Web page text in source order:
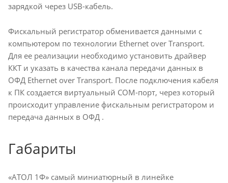
зарядкой через USB-кабель.
Фискальный регистратор обменивается данными с
компьютером по технологии Ethernet over Transport.
Для ее реализации необходимо установить драйвер
ККТ и указать в качества канала передачи данных в
ОФД Ethernet over Transport. После подключения кабеля
к ПК создается виртуальный СОМ-порт, через который
происходит управление фискальным регистратором и
передача данных в ОФД .
Габариты
«АТОЛ 1Ф» самый миниатюрный в линейке